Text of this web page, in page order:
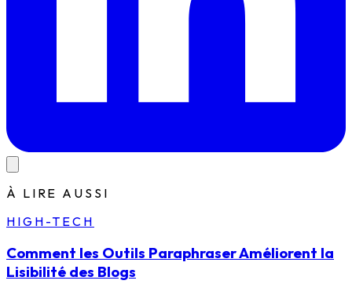
À LIRE AUSSI
HIGH-TECH
Comment les Outils Paraphraser Améliorent la
Lisibilité des Blogs